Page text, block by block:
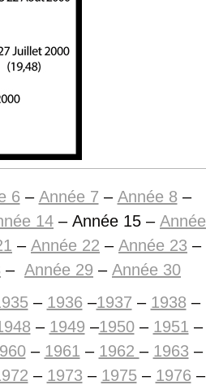
6 – Année 7 – Année 8 –
14 – Année 15 – Année
– Année 22 – Année 23 –
– Année 29 – Année 30
– 1936 –1937 – 1938 –
– 1949 –1950– 1951 –
– 1961 – 1962 – 1963 –
– 1973 – 1975– 1976 –